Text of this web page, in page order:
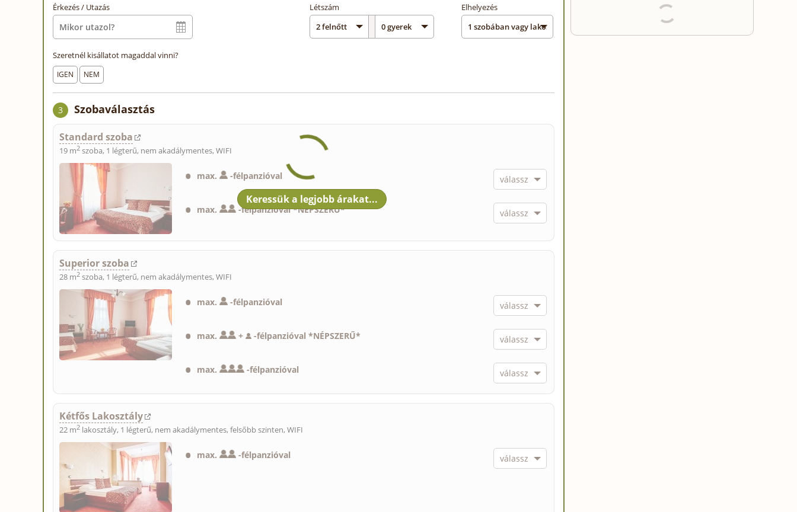
Érkezés / Utazás Létszám Elhelyezés
Szeretnél kisállatot magaddal vinni?
IGEN NEM
3 Szobaválasztás
Standard szoba
19 m2 szoba, 1 légterű, nem akadálymentes, WIFI
max. -félpanzióval
max. -félpanzióval *NÉPSZERŰ*
Superior szoba
28 m2 szoba, 1 légterű, nem akadálymentes, WIFI
max. -félpanzióval
max. + -félpanzióval *NÉPSZERŰ*
max. -félpanzióval
Kétfős Lakosztály
22 m2 lakosztály, 1 légterű, nem akadálymentes, felsőbb szinten, WIFI
max. -félpanzióval